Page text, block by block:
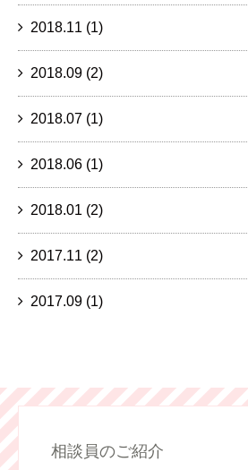
2018.11 (1)
2018.09 (2)
2018.07 (1)
2018.06 (1)
2018.01 (2)
2017.11 (2)
2017.09 (1)
相談員のご紹介